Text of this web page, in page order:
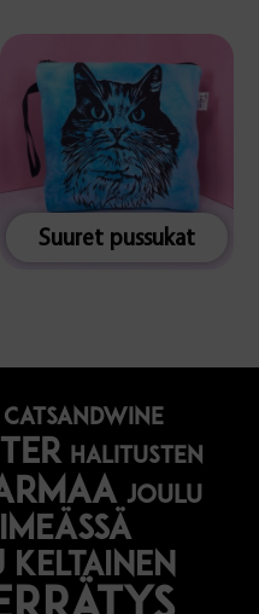
Suuret pussukat
catsandwine
halitusten
joulu
keltainen